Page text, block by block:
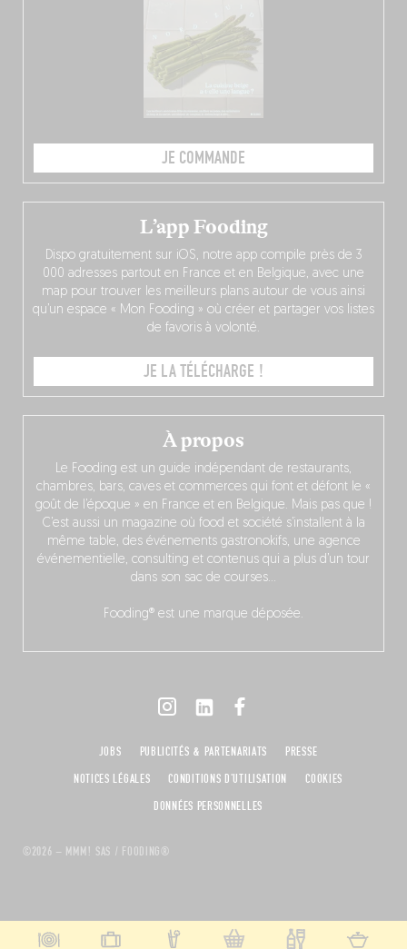
JE COMMANDE
À propos
Le Fooding est un guide indépendant de restaurants,
chambres, bars, caves et commerces qui font et défont le «
goût de l’époque » en France et en Belgique. Mais pas que !
C’est aussi un magazine où food et société s’installent à la
même table, des événements gastronokifs, une agence
événementielle, consulting et contenus qui a plus d’un tour
dans son sac de courses…
Fooding® est une marque déposée.
L’app Fooding
Dispo gratuitement sur iOS, notre app compile près de 3
000 adresses partout en France et en Belgique, avec une
map pour trouver les meilleurs plans autour de vous ainsi
qu’un espace « Mon Fooding » où créer et partager vos listes
de favoris à volonté.
JE LA TÉLÉCHARGE !
©2026 – MMM! SAS / FOODING®
JOBS PUBLICITÉS & PARTENARIATS
PRESSE
NOTICES LÉGALES
CONDITIONS D'UTILISATION
COOKIES
DONNÉES PERSONNELLES